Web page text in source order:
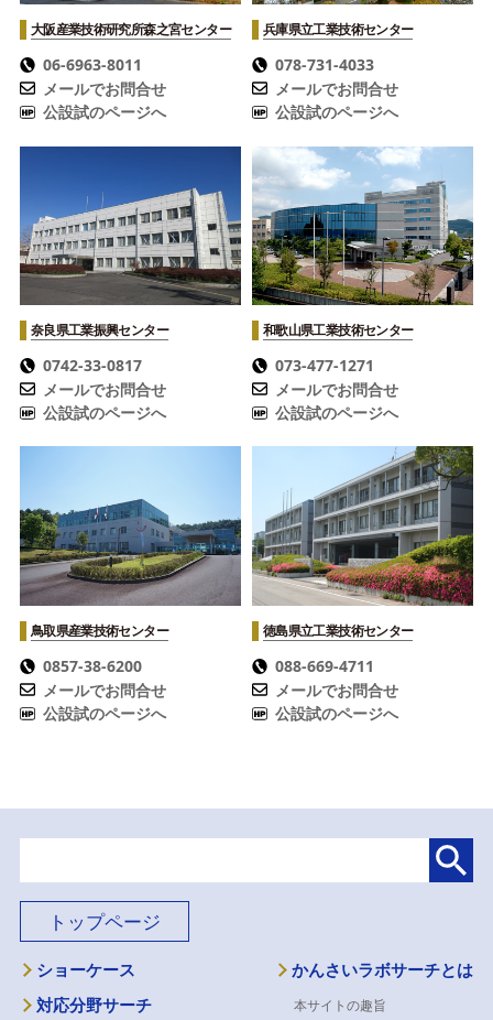
大阪産業技術研究所森之宮センター
06-6963-8011
メールでお問合せ
公設試のページへ
兵庫県立工業技術センター
078-731-4033
メールでお問合せ
公設試のページへ
奈良県工業振興センター
0742-33-0817
メールでお問合せ
公設試のページへ
和歌山県工業技術センター
073-477-1271
メールでお問合せ
公設試のページへ
鳥取県産業技術センター
0857-38-6200
メールでお問合せ
公設試のページへ
徳島県立工業技術センター
088-669-4711
メールでお問合せ
公設試のページへ
トップページ
ショーケース
対応分野サーチ
かんさいラボサーチとは
本サイトの趣旨